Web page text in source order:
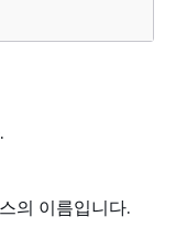
의 이름입니다.